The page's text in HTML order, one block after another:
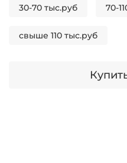
30-70 тыс.руб 70-
свыше 110 тыс.руб